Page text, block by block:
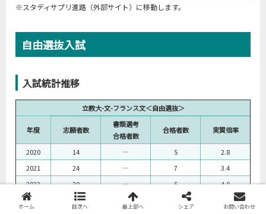
※スタディサプリ進路（外部サイト）に移動します。
自由選抜入試
入試統計推移
立教大-文-フランス文＜自由選抜＞
年度 志願者数
書類選考
合格者数
合格者数 実質倍率
2020 14 ― 5
2.8
2021
24 ― 7
3.4
2022
20 ― 5
4.0
2023
12 ―
ホーム 目次へ 最上部へ シェア お問い合わせ